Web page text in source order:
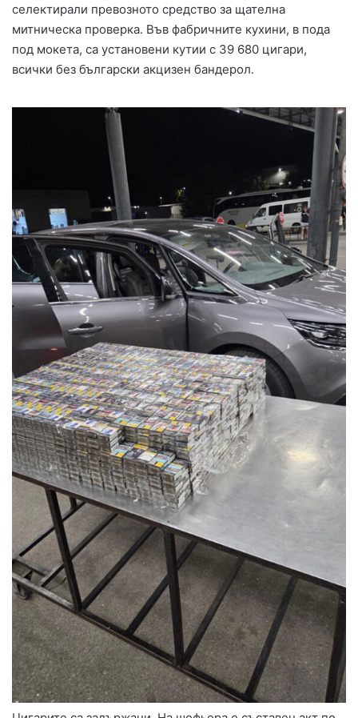
селектирали превозното средство за щателна
митническа проверка. Във фабричните кухини, в пода
под мокета, са установени кутии с 39 680 цигари,
всички без български акцизен бандерол.